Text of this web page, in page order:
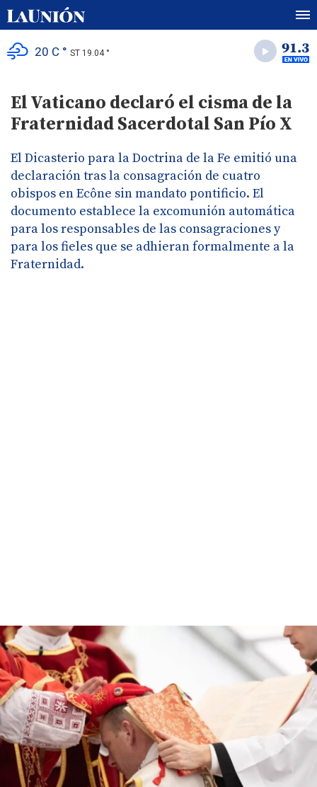
20 C ° ST 19.04 °
El Vaticano declaró el cisma de la
Fraternidad Sacerdotal San Pío X
El Dicasterio para la Doctrina de la Fe emitió una
declaración tras la consagración de cuatro
obispos en Ecône sin mandato pontificio. El
documento establece la excomunión automática
para los responsables de las consagraciones y
para los fieles que se adhieran formalmente a la
Fraternidad.